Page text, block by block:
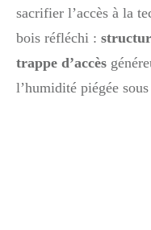
sacrifier l’accès à la
bois réfléchi :
trappe d’accès
l’humidité piégée